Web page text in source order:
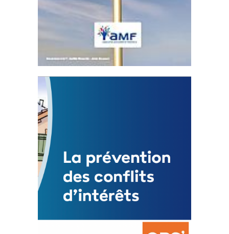
Statut de l’élu local
3 avril 2024
Mise à jour avril 2024
FEUILLETER